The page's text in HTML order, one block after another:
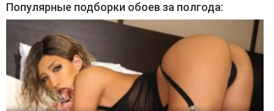
Популярные подборки обоев за полгода: